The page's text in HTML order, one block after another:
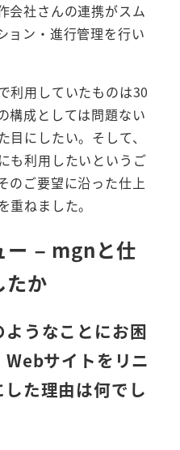
会社さんの連携がスム
ョン・進行管理を行い
利用していたものは30
構成としては問題ない
にしたい。そして、
も利用したいというご
のご要望に沿った仕上
重ねました。
ー – mgnと仕
たか
うなことにお困
サイトをリニ
た理由は何でし